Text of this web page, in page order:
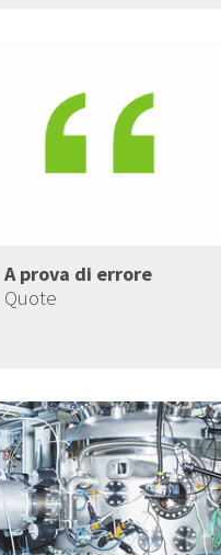
A prova di errore
Quote